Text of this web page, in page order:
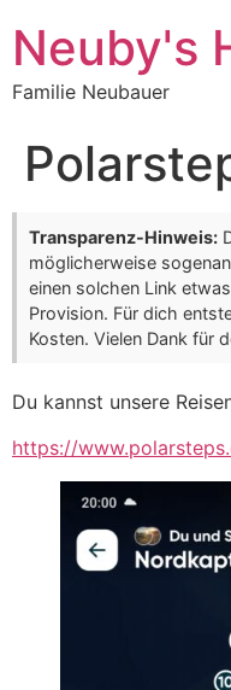
Neuby's
Familie Neubauer
Transparenz-Hinweis:
möglicherweise
einen solchen Link
Provision. Für dich
Kosten. Vielen Dank für
Du kannst unsere
https://